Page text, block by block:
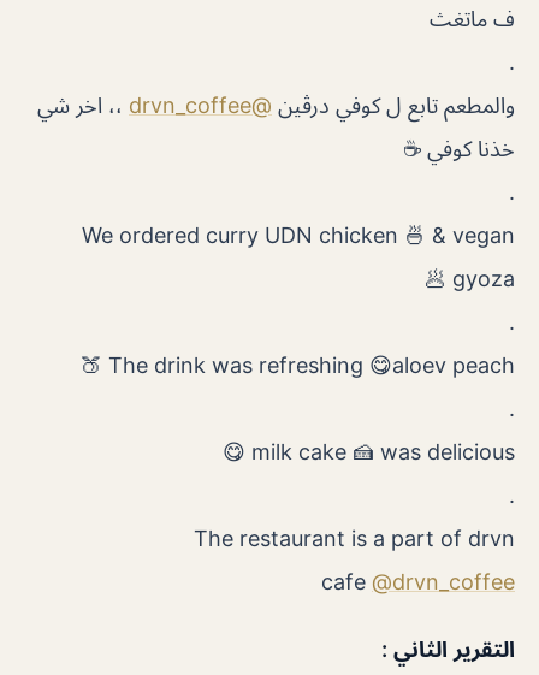
ف ماتغث
.
والمطعم تابع ل كوفي درڤين @drvn_coffee
،، اخر شي
خذنا كوفي ☕️
.
We ordered curry UDN chicken 🍜 & vegan
gyoza 🥟
.
The drink was refreshing 😋aloev peach 🍑
.
milk cake 🍰 was delicious 😋
.
The restaurant is a part of drvn
cafe @drvn_coffee
التقرير الثاني :